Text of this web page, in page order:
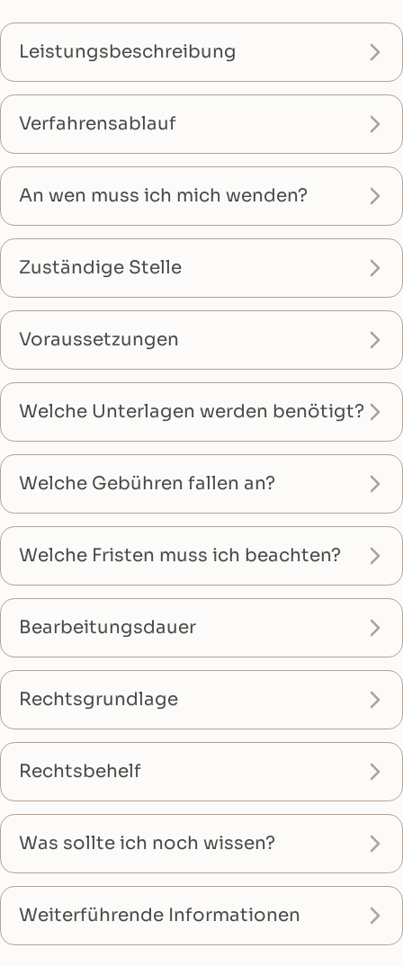
Leistungsbeschreibung
Verfahrensablauf
An wen muss ich mich wenden?
Zuständige Stelle
Voraussetzungen
Welche Unterlagen werden benötigt?
Welche Gebühren fallen an?
Welche Fristen muss ich beachten?
Bearbeitungsdauer
Rechtsgrundlage
Rechtsbehelf
Was sollte ich noch wissen?
Weiterführende Informationen